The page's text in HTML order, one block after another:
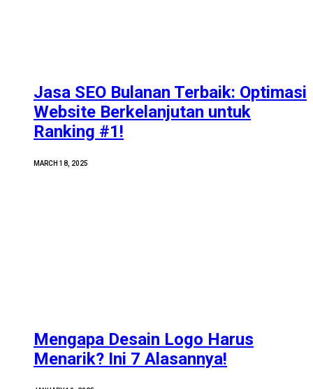
Jasa SEO Bulanan Terbaik: Optimasi
Website Berkelanjutan untuk
Ranking #1!
MARCH 18, 2025
Mengapa Desain Logo Harus
Menarik? Ini 7 Alasannya!